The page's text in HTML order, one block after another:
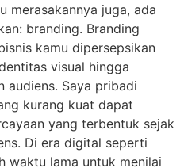
merasakannya juga, ada
branding. Branding
kamu dipersepsikan
visual hingga
audiens. Saya pribadi
kurang kuat dapat
yang terbentuk sejak
Di era digital seperti
waktu lama untuk menilai